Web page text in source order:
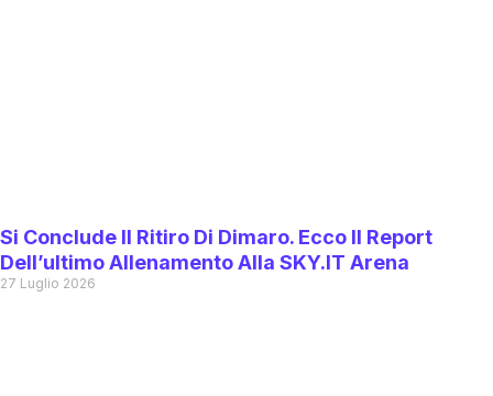
Si Conclude Il Ritiro Di Dimaro. Ecco Il Report
Dell’ultimo Allenamento Alla SKY.IT Arena
27 Luglio 2026